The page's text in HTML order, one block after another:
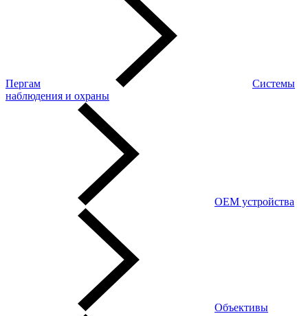
Пергам
Системы
наблюдения и охраны
OEM устройства
Объективы